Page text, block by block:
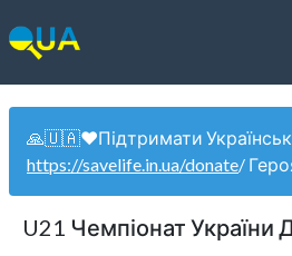
🙏🇺🇦❤️Підтримати
https://savelife.in.ua/donate/
U21 Чемпіонат України